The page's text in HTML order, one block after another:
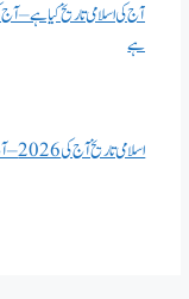
آج کی اسلامی تاریخ کیا ہے – آج
ہے
اسلامی تاریخ آج کی 2026 – آج چاند کی تاریخ 2026